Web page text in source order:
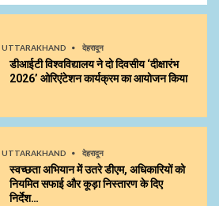
UTTARAKHAND देहरादून
डीआईटी विश्वविद्यालय ने दो दिवसीय ‘दीक्षारंभ
2026’ ओरिएंटेशन कार्यक्रम का आयोजन किया
UTTARAKHAND देहरादून
स्वच्छता अभियान में उतरे डीएम, अधिकारियों को
नियमित सफाई और कूड़ा निस्तारण के दिए
निर्देश…